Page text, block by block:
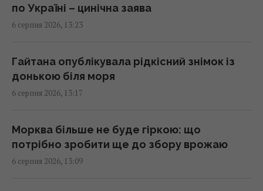
13:02 четвер, 06 серпня 2026
протоку майже повністю зупинилося, –
Reuters
13:02 четвер, 06 серпня 2026
Starlink Маска підкорює авіацію: названо
авіакомпанії, які мають супутниковий Wi-Fi
на борту
по Україні – цинічна заява
6 серпня 2026, 13:23
Гайтана опублікувала рідкісний знімок із
донькою біля моря
6 серпня 2026, 13:17
Морква більше не буде гіркою: що
потрібно зробити ще до збору врожаю
6 серпня 2026, 13:09